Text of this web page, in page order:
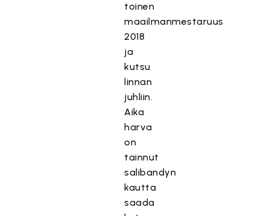
toinen
maailmanmestaruus
2018
ja
kutsu
linnan
juhliin.
Aika
harva
on
tainnut
salibandyn
kautta
saada